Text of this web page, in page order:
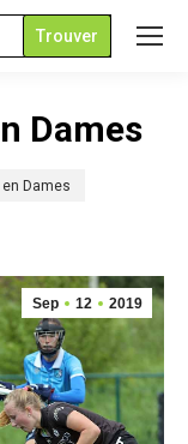
Dames
Dames
Sep 12 2019